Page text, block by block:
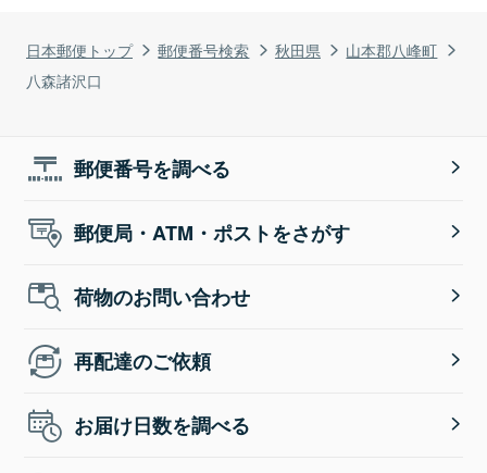
日本郵便トップ 郵便番号検索 秋田県
山本郡八峰町
八森諸沢口
郵便番号を調べる
郵便局・ATM・ポストをさがす
荷物のお問い合わせ
再配達のご依頼
お届け日数を調べる